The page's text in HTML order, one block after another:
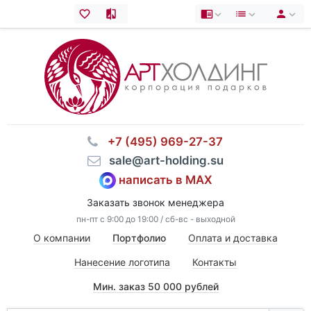
⠀+7 (495) 969-27-37
⠀sale@art-holding.su
написать в MAX
Заказать звонок менеджера
пн-пт с 9:00 до 19:00 / сб-вс - выходной
О компании Портфолио Оплата и доставка
Нанесение логотипа Контакты
Мин. заказ 50 000 рублей